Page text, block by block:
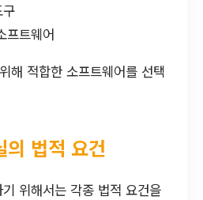
프트웨어
해 적합한 소프트웨어를 선택
법적 요건
위해서는 각종 법적 요건을